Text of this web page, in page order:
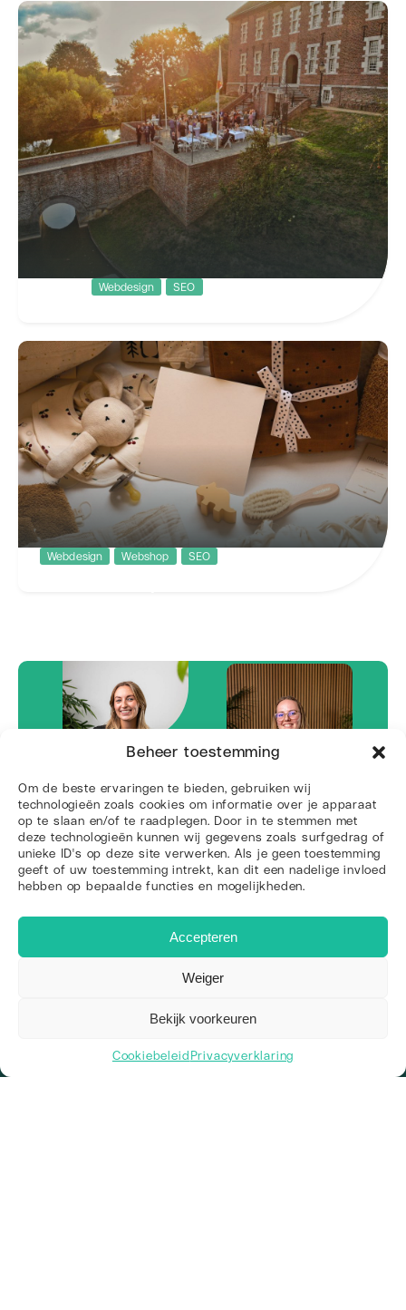
Beheer toestemming
Om de beste ervaringen te bieden, gebruiken wij
technologieën zoals cookies om informatie over je apparaat
op te slaan en/of te raadplegen. Door in te stemmen met
deze technologieën kunnen wij gegevens zoals surfgedrag of
unieke ID's op deze site verwerken. Als je geen toestemming
geeft of uw toestemming intrekt, kan dit een nadelige invloed
hebben op bepaalde functies en mogelijkheden.
Accepteren
Weiger
Bekijk voorkeuren
Cookiebeleid Privacyverklaring
Webdesign SEO
locatie
Webdesign Webshop SEO
Klaar om de
concurrentie voorbij te vliegen?
Neem contact op